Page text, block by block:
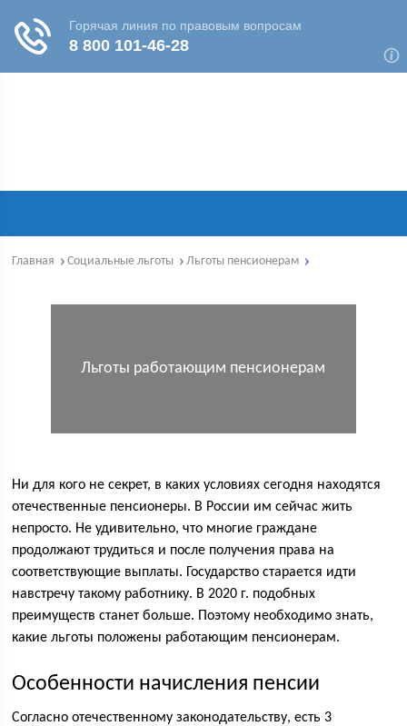
Главная Социальные льготы Льготы пенсионерам
Льготы работающим пенсионерам
Ни для кого не секрет, в каких условиях сегодня находятся
отечественные пенсионеры. В России им сейчас жить
непросто. Не удивительно, что многие граждане
продолжают трудиться и после получения права на
соответствующие выплаты. Государство старается идти
навстречу такому работнику. В 2020 г. подобных
преимуществ станет больше. Поэтому необходимо знать,
какие льготы положены работающим пенсионерам.
Особенности начисления пенсии
Согласно отечественному законодательству, есть 3